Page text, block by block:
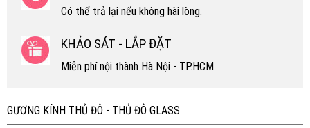
Có thể trả lại nếu không hài lòng.
KHẢO SÁT - LẮP ĐẶT
Miễn phí nội thành Hà Nội - TP.HCM
GƯƠNG KÍNH THỦ ĐÔ - THỦ ĐÔ GLASS